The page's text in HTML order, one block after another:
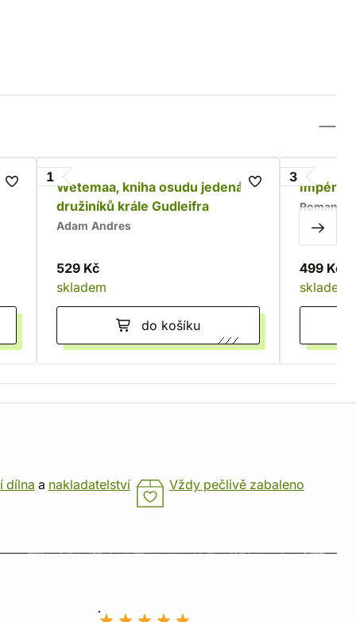
1
Wetemaa, kniha osudu jedenácti
družiníků krále Gudleifra
Adam Andres
529 Kč
skladem
do košíku
3
Roman
499 Kč
skladem
dílna a nakladatelství Vždy pečlivě zabaleno